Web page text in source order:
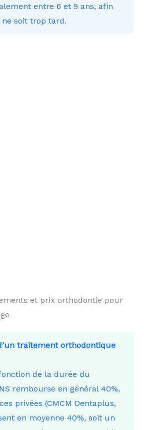
entre 6 et 9 ans, afin
ne soit trop tard.
et prix orthodontie pour
traitement orthodontique
de la durée du
rembourse en général 40%,
privées (CMCM Dentaplus,
en moyenne 40%, soit un